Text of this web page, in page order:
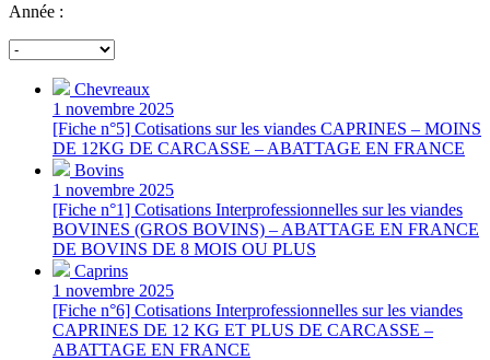
Année :
Chevreaux
1 novembre 2025
[Fiche n°5] Cotisations sur les viandes CAPRINES – MOINS
DE 12KG DE CARCASSE – ABATTAGE EN FRANCE
Bovins
1 novembre 2025
[Fiche n°1] Cotisations Interprofessionnelles sur les viandes
BOVINES (GROS BOVINS) – ABATTAGE EN FRANCE
DE BOVINS DE 8 MOIS OU PLUS
Caprins
1 novembre 2025
[Fiche n°6] Cotisations Interprofessionnelles sur les viandes
CAPRINES DE 12 KG ET PLUS DE CARCASSE –
ABATTAGE EN FRANCE